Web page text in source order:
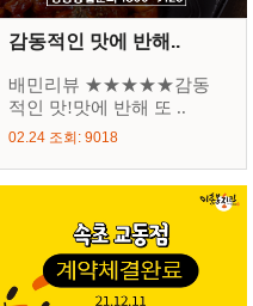
감동적인 맛에 반해..
배민리뷰 ★★★★★감동
적인 맛!맛에 반해 또 ..
02.24 조회: 9018